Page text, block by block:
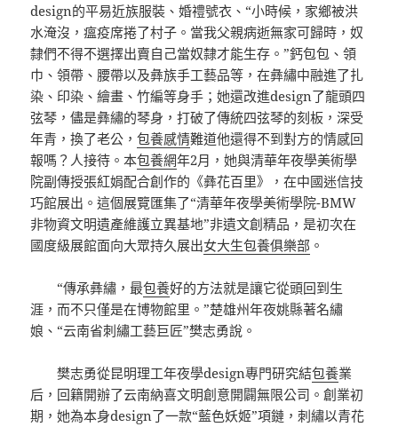
design的平易近族服裝、婚禮號衣、“小時候，家鄉被洪
水淹沒，瘟疫席捲了村子。當我父親病逝無家可歸時，奴
隸們不得不選擇出賣自己當奴隸才能生存。”鈣包包、領
巾、領帶、腰帶以及彝族手工藝品等，在彝繡中融進了扎
染、印染、繪畫、竹編等身手；她還改進design了龍頭四
弦琴，儘是彝繡的琴身，打破了傳統四弦琴的刻板，深受
年青，換了老公，包養感情難道他還得不到對方的情感回
報嗎？人接待。本包養網年2月，她與清華年夜學美術學
院副傳授張紅娟配合創作的《彝花百里》，在中國迷信技
巧館展出。這個展覽匯集了“清華年夜學美術學院-BMW
非物資文明遺產維護立異基地”非遺文創精品，是初次在
國度級展館面向大眾持久展出女大生包養俱樂部 。
“傳承彝繡，最包養好的方法就是讓它從頭回到生
涯，而不只僅是在博物館里。”楚雄州年夜姚縣著名繡
娘、“云南省刺繡工藝巨匠”樊志勇說。
樊志勇從昆明理工年夜學design專門研究結包養業
后，回籍開辦了云南納喜文明創意開闢無限公司。創業初
期，她為本身design了一款“藍色妖姬”項鏈，刺繡以青花